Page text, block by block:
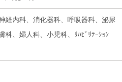
経内科、消化器科、呼吸器科、泌尿
、婦人科、小児科、ﾘﾊﾋﾞﾘﾃｰｼｮﾝ